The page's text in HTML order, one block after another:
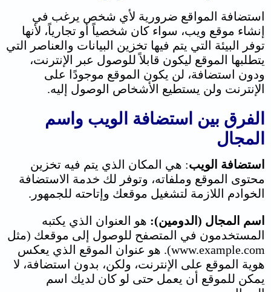
استضافة المواقع ضرورية لأي شخص يرغب في
إنشاء موقع ويب، سواء كان شخصياً أو تجارياً، لأنها
توفر البيئة التي يتم فيها تخزين البيانات والعناصر التي
يتطلبها الموقع ليكون قابلاً للوصول عبر الإنترنت،
ودون استضافة، لن يكون الموقع موجودًا على
الإنترنت ولن يستطيع الأشخاص الوصول إليه.
الفرق بين استضافة الويب واسم
المجال
استضافة الويب: هي المكان الذي يتم فيه تخزين
محتوى الموقع وملفاته، وتوفر لك خدمة الاستضافة
الخوادم اللازمة لتشغيل موقعك وإتاحته للجمهور.
اسم المجال (الدومين): هو العنوان الذي يكتبه
المستخدمون في المتصفح للوصول إلى موقعك (مثل
www.example.com). هو عنوان الموقع الذي يعكس
هوية الموقع على الإنترنت، ولكن، بدون استضافة، لا
يمكن للموقع أن يعمل حتى لو كان لديك اسم